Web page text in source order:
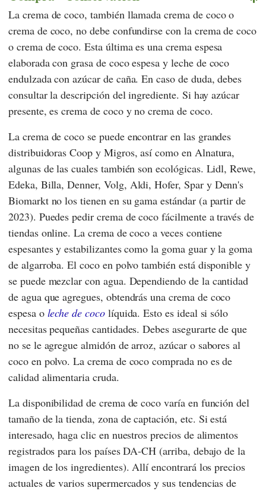
La crema de coco, también llamada crema de coco o
crema de coco, no debe confundirse con la crema de coco
o crema de coco. Esta última es una crema espesa
elaborada con grasa de coco espesa y leche de coco
endulzada con azúcar de caña. En caso de duda, debes
consultar la descripción del ingrediente. Si hay azúcar
presente, es crema de coco y no crema de coco.
La crema de coco se puede encontrar en las grandes
distribuidorasCoop y Migros, así como en Alnatura,
algunas de las cuales también son ecológicas. Lidl,Rewe,
Edeka, Billa,Denner, Volg, Aldi,Hofer, Spary Denn's
Biomarktno los tienen en su gama estándar (a partir de
2023). Puedes pedir crema de coco fácilmente a través de
tiendas online. La crema de coco a veces contiene
espesantes y estabilizantes como la goma guar y la goma
de algarroba. El coco en polvo también está disponible y
se puede mezclar con agua. Dependiendo de la cantidad
de agua que agregues, obtendrás una crema de coco
espesa o leche de cocolíquida. Esto es ideal si sólo
necesitas pequeñas cantidades. Debes asegurarte de que
no se le agregue almidón de arroz, azúcar o sabores al
coco en polvo. La crema de coco comprada no es de
calidad alimentaria cruda.
La disponibilidad de crema de coco varía en función del
tamaño de la tienda, zona de captación, etc. Si está
interesado, haga clic en nuestros precios de alimentos
registrados para los países DA-CH (arriba, debajo de la
imagen de los ingredientes). Allí encontrará los precios
actuales de varios supermercados y sus tendencias de